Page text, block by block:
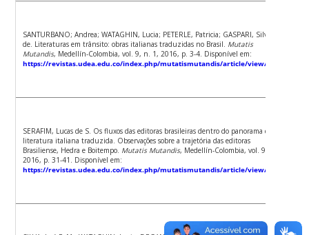
SANTURBANO; Andrea; WATAGHIN, Lucia; PETERLE, Patricia; GASPARI, Silvana
de. Literaturas em trânsito: obras italianas traduzidas no Brasil. Mutatis
Mutandis, Medellín-Colombia, vol. 9, n. 1, 2016, p. 3-4. Disponível em:
https://revistas.udea.edu.co/index.php/mutatismutandis/article/view/26890
SERAFIM, Lucas de S. Os fluxos das editoras brasileiras dentro do panorama da
literatura italiana traduzida. Observações sobre a trajetória das editoras
Brasiliense, Hedra e Boitempo. Mutatis Mutandis, Medellín-Colombia, vol. 9, n. 1,
2016, p. 31-41. Disponível em:
https://revistas.udea.edu.co/index.php/mutatismutandis/article/view/25807